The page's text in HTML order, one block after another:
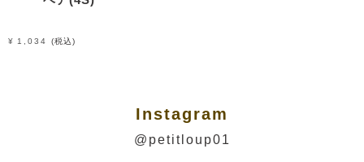
¥ 1,034 税込
Instagram
@petitloup01